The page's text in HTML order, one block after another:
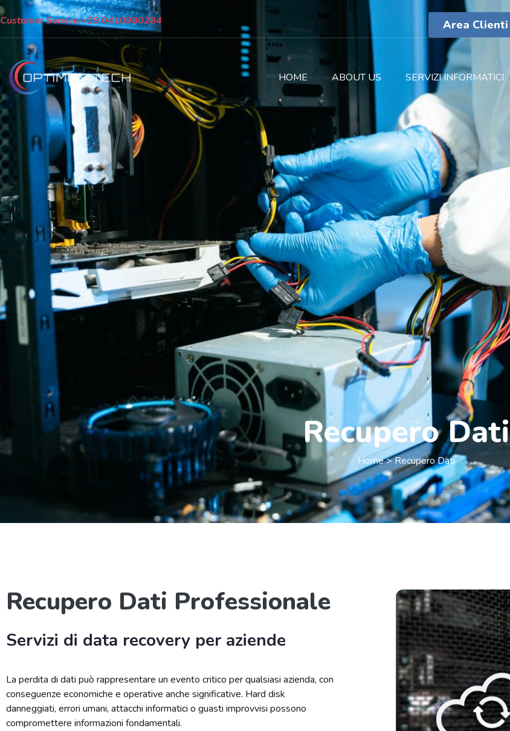
Customer Service:+39 0410980284 Area Clienti
HOME ABOUT US SERVIZI INFORMATICI
Recupero Dati
Home > Recupero Dati
Recupero Dati Professionale
Servizi di data recovery per aziende
La perdita di dati può rappresentare un evento critico per qualsiasi azienda, con
conseguenze economiche e operative anche significative. Hard disk
danneggiati, errori umani, attacchi informatici o guasti improvvisi possono
compromettere informazioni fondamentali.